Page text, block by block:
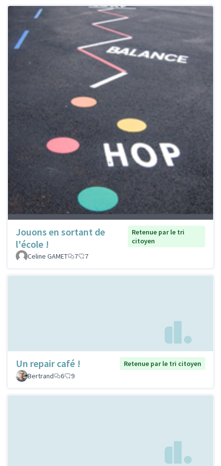
Jouons en sortant de
l'école !
Retenue par le tri
citoyen
Celine GAMET
7 7
Un repair café !
Retenue par le tri citoyen
Bertrand
6 9